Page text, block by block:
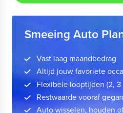
Smeeing Auto
Vast laag maandbedrag
Altijd jouw favoriete
Flexibele looptijden (2, 3
Restwaarde vooraf
Auto wisselen, houden